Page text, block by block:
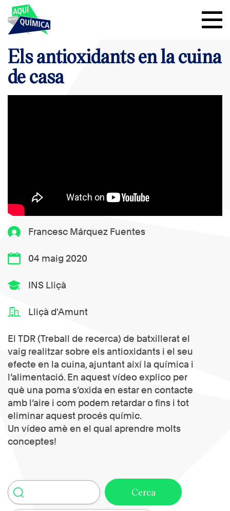
Francesc Márquez Fuentes
04 maig 2020
INS Lliçà
Lliçà d'Amunt
El TDR (Treball de recerca) de batxillerat el
vaig realitzar sobre els antioxidants i el seu
efecte en la cuina, ajuntant així la química i
l’alimentació. En aquest vídeo explico per
què una poma s’oxida en estar en contacte
amb l’aire i com podem retardar o fins i tot
eliminar aquest procés químic.
Un vídeo amè en el qual aprendre molts
conceptes!
Els antioxidants en la cuina
de casa